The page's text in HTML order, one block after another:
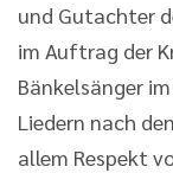
und Gutachter
im Auftrag der
Bänkelsänger
Liedern nach
allem Respekt